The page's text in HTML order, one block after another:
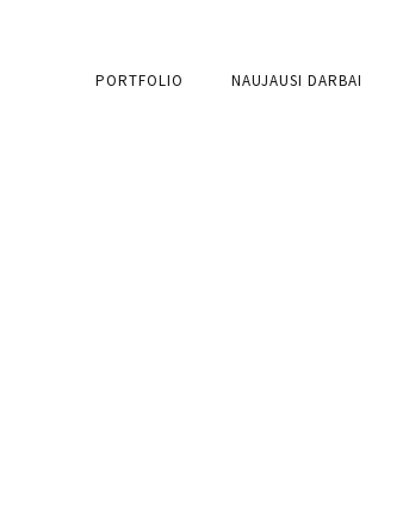
PORTFOLIO NAUJAUSI DARBAI